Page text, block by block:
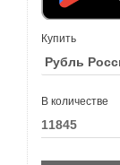
Купить
В количестве